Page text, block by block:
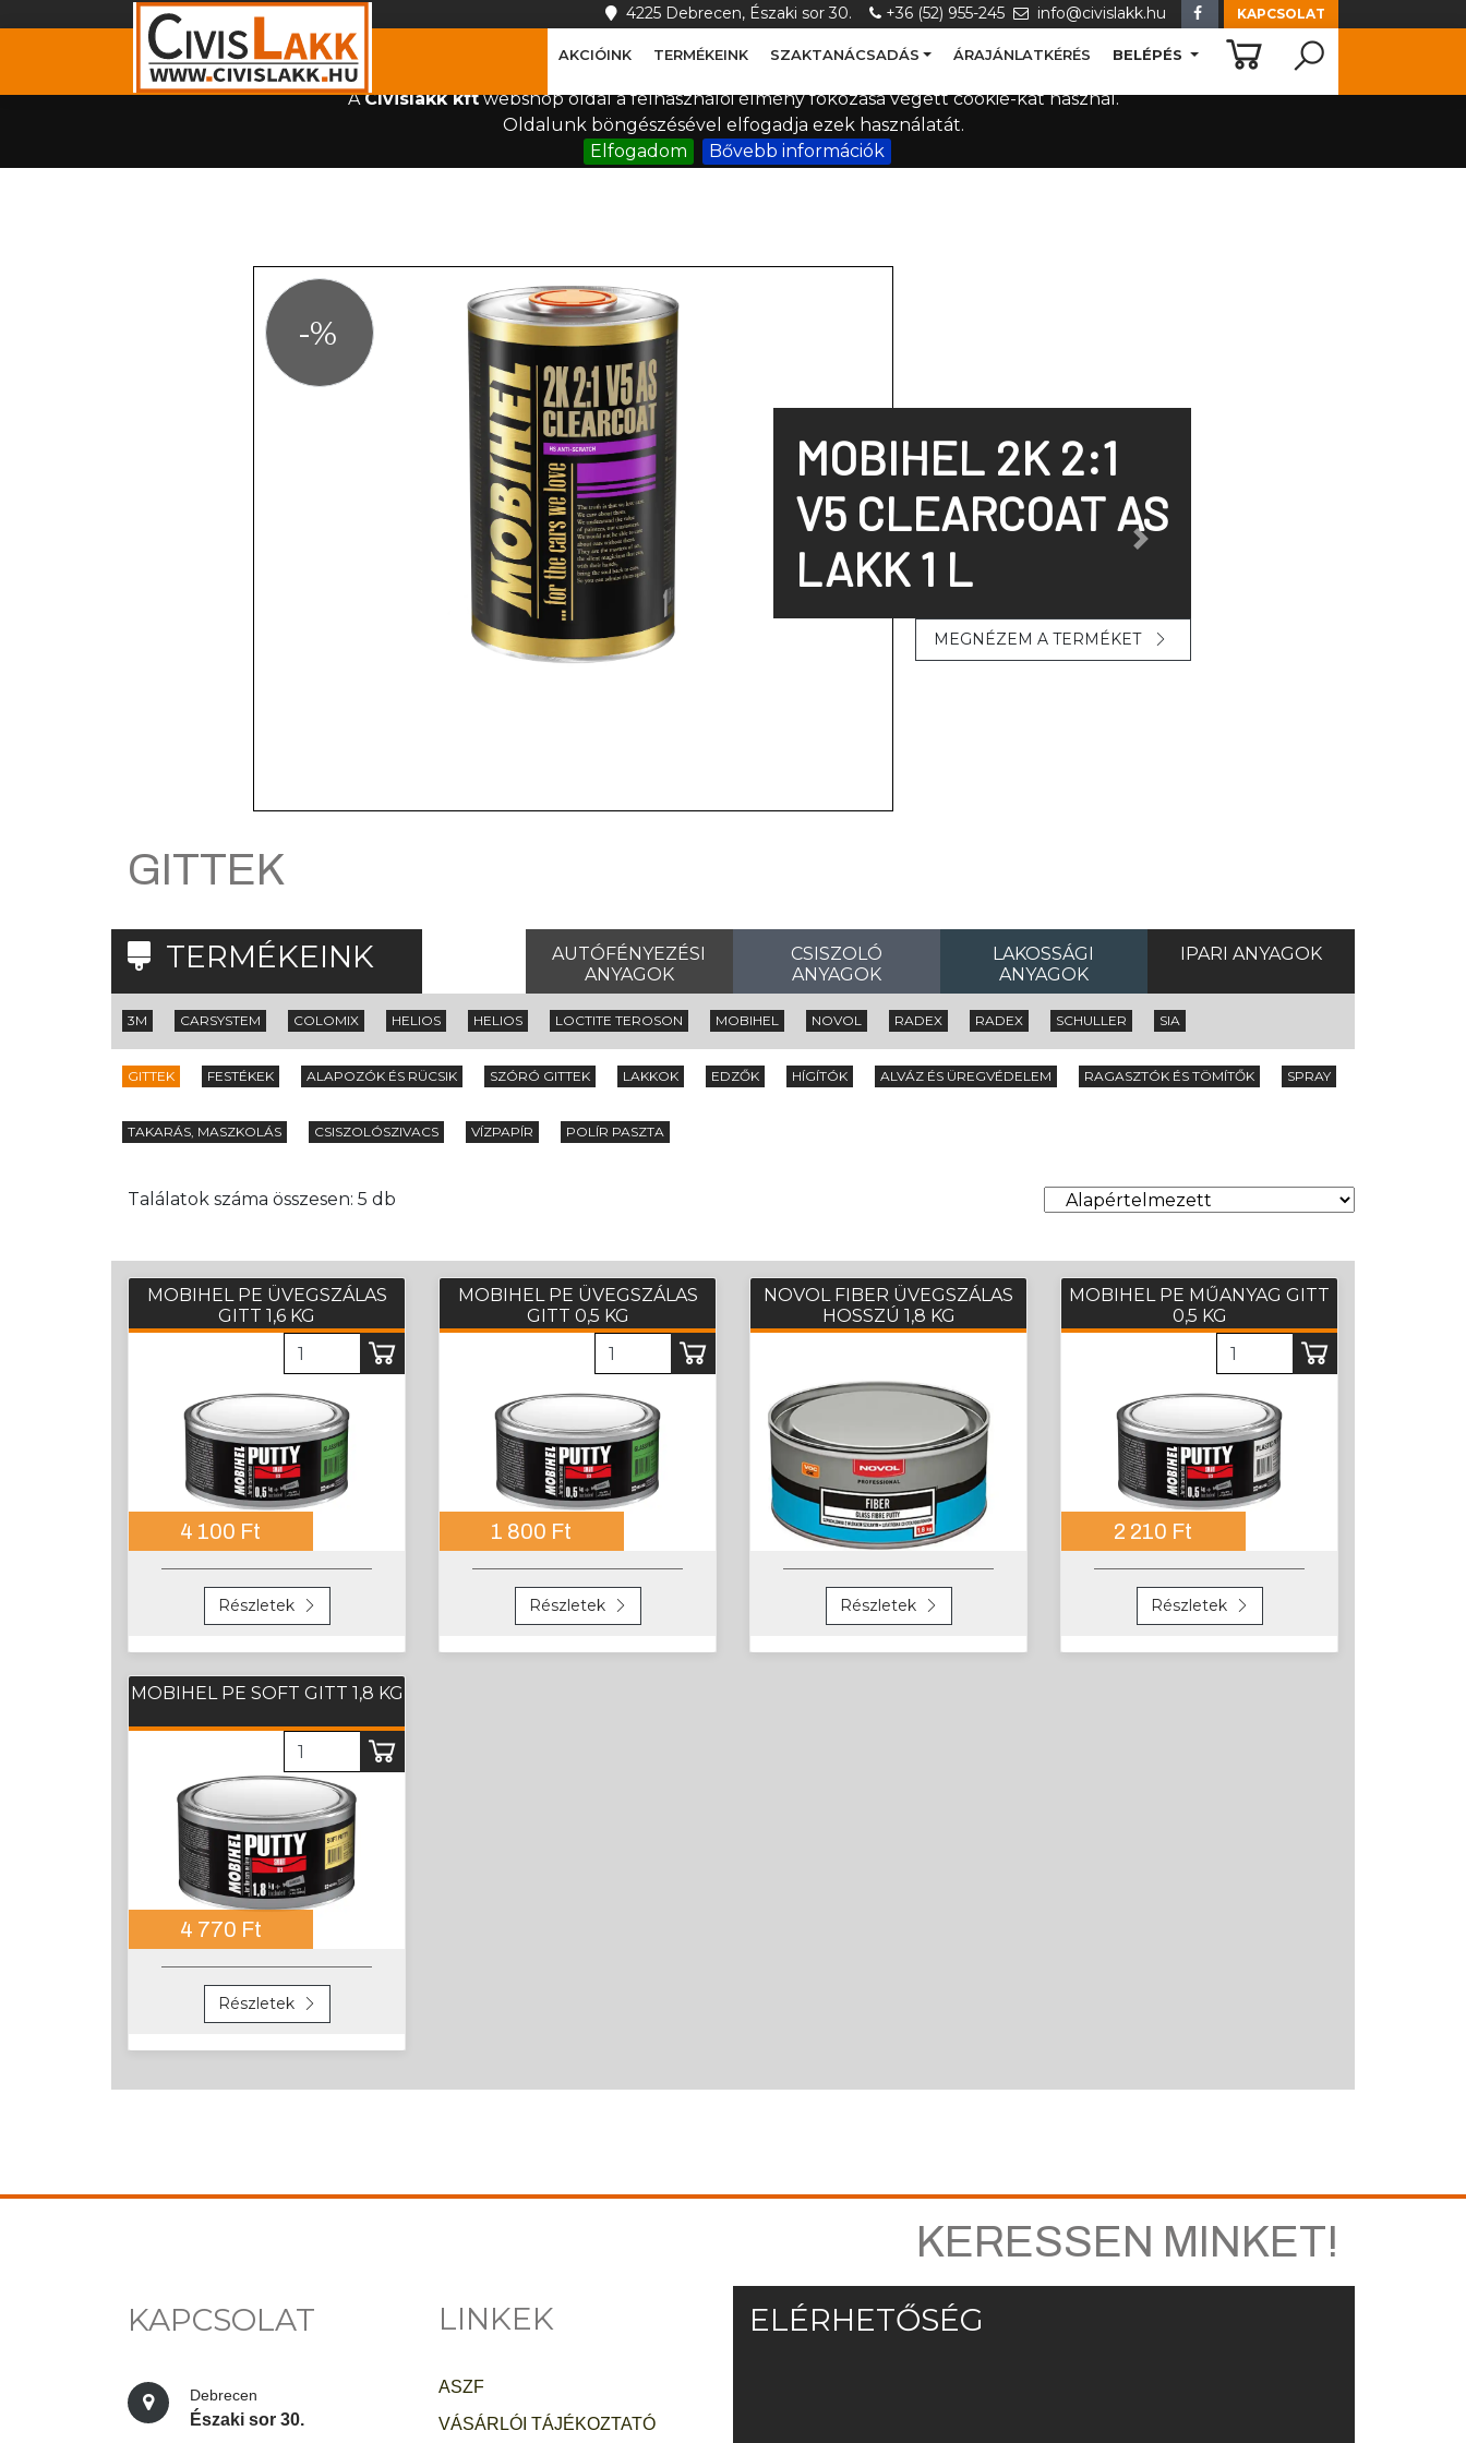
ACívislakk kftwebshop oldal a felhasználói élmény fokozása végett cookie-kat használ.
Oldalunk böngészésével elfogadja ezek használatát.
Elfogadom
Bővebb információk
4225 Debrecen, Északi sor 30. +36 (52) 955-245 info@civislakk.hu KAPCSOLAT
AKCIÓINK TERMÉKEINK SZAKTANÁCSADÁS ÁRAJÁNLATKÉRÉS BELÉPÉS
-%
MOBIHEL 2K 2:1
V5 CLEARCOAT AS
LAKK 1 L
MEGNÉZEM A TERMÉKET
Next
GITTEK
TERMÉKEINK
AUTÓFÉNYEZÉSI
ANYAGOK
CSISZOLÓ
ANYAGOK
LAKOSSÁGI
ANYAGOK
IPARI ANYAGOK
3M CARSYSTEM COLOMIX HELIOS HELIOS LOCTITE TEROSON MOBIHEL NOVOL RADEX RADEX SCHULLER SIA
GITTEK FESTÉKEK ALAPOZÓK ÉS RÜCSIK SZÓRÓ GITTEK LAKKOK EDZŐK HÍGÍTÓK ALVÁZ ÉS ÜREGVÉDELEM RAGASZTÓK ÉS TÖMÍTŐK SPRAY
TAKARÁS, MASZKOLÁS CSISZOLÓSZIVACS VÍZPAPÍR POLÍR PASZTA
Találatok száma összesen: 5 db
MOBIHEL PE ÜVEGSZÁLAS
GITT 1,6 KG
4 100 Ft
Részletek
MOBIHEL PE ÜVEGSZÁLAS
GITT 0,5 KG
1 800 Ft
Részletek
NOVOL FIBER ÜVEGSZÁLAS
HOSSZÚ 1,8 KG
Részletek
MOBIHEL PE MŰANYAG GITT
0,5 KG
2 210 Ft
Részletek
MOBIHEL PE SOFT GITT 1,8 KG
4 770 Ft
Részletek
KERESSEN MINKET!
KAPCSOLAT
Debrecen
Északi sor 30.
LINKEK
ASZF
VÁSÁRLÓI TÁJÉKOZTATÓ
ELÉRHETŐSÉG